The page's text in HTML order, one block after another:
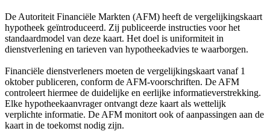
De Autoriteit Financiële Markten (AFM) heeft de vergelijkingskaart
hypotheek geïntroduceerd. Zij publiceerde instructies voor het
standaardmodel van deze kaart. Het doel is uniformiteit in
dienstverlening en tarieven van hypotheekadvies te waarborgen.
Financiële dienstverleners moeten de vergelijkingskaart vanaf 1
oktober publiceren, conform de AFM-voorschriften. De AFM
controleert hiermee de duidelijke en eerlijke informatieverstrekking.
Elke hypotheekaanvrager ontvangt deze kaart als wettelijk
verplichte informatie. De AFM monitort ook of aanpassingen aan de
kaart in de toekomst nodig zijn.